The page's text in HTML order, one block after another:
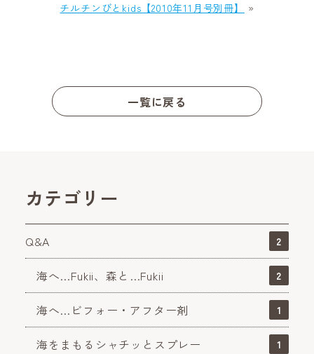
チルチンびとkids【2010年11月号別冊】
»
一覧に戻る
カテゴリー
Q&A 2
海へ…Fukii、森と…Fukii 2
海へ…ビフォー・アフター剤 1
海をまもるシャチッとスプレー 1